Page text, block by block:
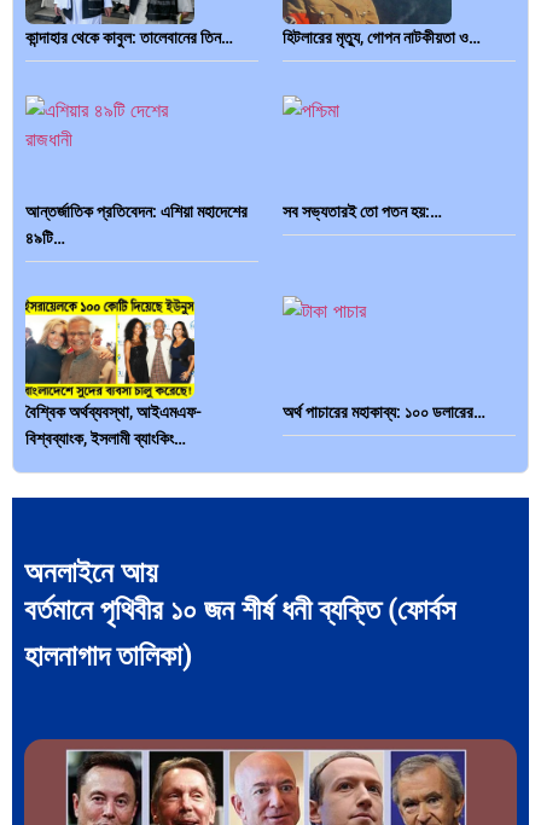
কান্দাহার থেকে কাবুল: তালেবানের তিন… হিটলারের মৃত্যু, গোপন নাটকীয়তা ও…
আন্তর্জাতিক প্রতিবেদন: এশিয়া মহাদেশের
৪৯টি…
সব সভ্যতারই তো পতন হয়:…
বৈশ্বিক অর্থব্যবস্থা, আইএমএফ-
বিশ্বব্যাংক, ইসলামী ব্যাংকিং…
অর্থ পাচারের মহাকাব্য: ১০০ ডলারের…
দক্ষিণ এশিয়ায় ‘জেন-জি’ বিপ্লব: বাংলাদেশ,
বিশেষ ইন-ডেপ্থ রিপোর্ট: ক্রীড়া উৎসবে…
ভারত মহাসাগরের অশ্রু: শ্রীলঙ্কার ২৬… ক্রূরতা ও ধ্বংসের মহাকাব্য: পৃথিবীর…
অনলাইনে আয়
বর্তমানে পৃথিবীর ১০ জন শীর্ষ ধনী ব্যক্তি (ফোর্বস
হালনাগাদ তালিকা)